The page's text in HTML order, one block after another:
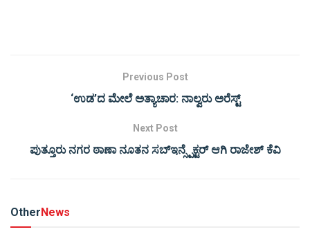
Previous Post
‘ಉಡ’ದ ಮೇಲೆ ಅತ್ಯಾಚಾರ: ನಾಲ್ವರು ಅರೆಸ್ಟ್
Next Post
ಪುತ್ತೂರು ನಗರ ಠಾಣಾ ನೂತನ ಸಬ್ಇನ್ಸ್ಪೆಕ್ಟರ್ ಆಗಿ ರಾಜೇಶ್ ಕೆವಿ
Other News